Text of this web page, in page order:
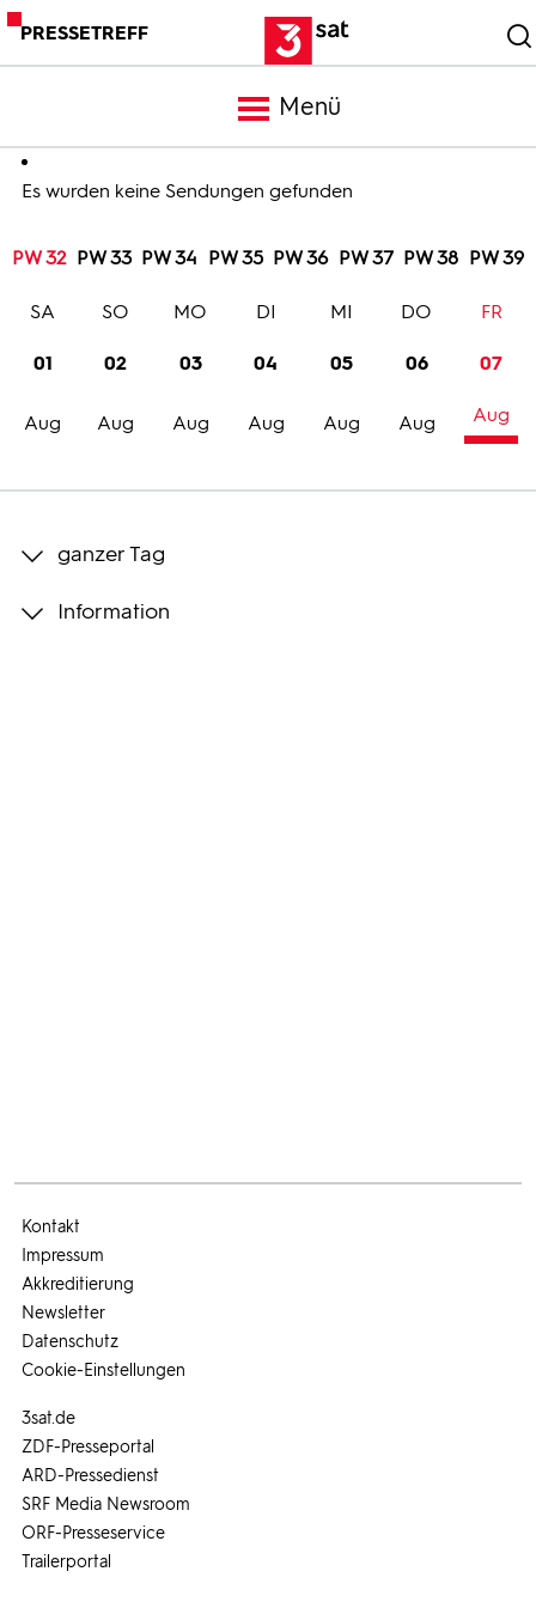
PRESSETREFF
Menü
Meldungen
Programm
Trailer
Bilder
Es wurden keine Sendungen gefunden
PW 32 PW 33 PW 34 PW 35 PW 36 PW 37 PW 38 PW 39
01
Aug
SA
02
Aug
SO
03
Aug
MO
04
Aug
DI
05
Aug
MI
06
Aug
DO
07
Aug
FR
ganzer Tag
Information
3sat.de
ZDF-Presseportal
ARD-Pressedienst
SRF Media Newsroom
ORF-Presseservice
Trailerportal
Kontakt
Impressum
Akkreditierung
Newsletter
Datenschutz
Cookie-Einstellungen